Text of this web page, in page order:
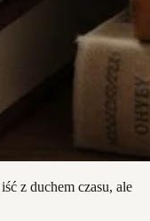
z duchem czasu, ale